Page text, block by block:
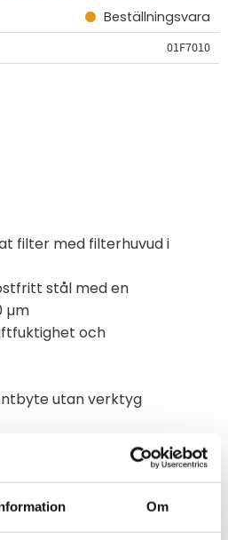
Om
Beställningsvara
01F7010
filter med filterhuvud i
stål med en
µm
och
utan verktyg
max. +180
delar: rostfritt stål,